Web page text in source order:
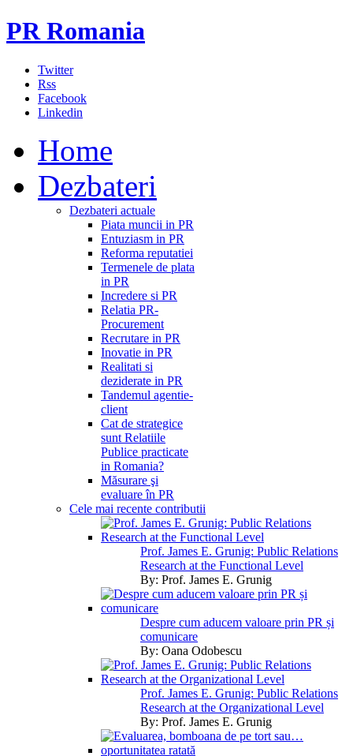
PR Romania
Twitter
Rss
Facebook
Linkedin
Home
Dezbateri
Dezbateri actuale
Piata muncii in PR
Entuziasm in PR
Reforma reputatiei
Termenele de plata
in PR
Incredere si PR
Relatia PR-
Procurement
Recrutare in PR
Inovatie in PR
Realitati si
deziderate in PR
Tandemul agentie-
client
Cat de strategice
sunt Relatiile
Publice practicate
in Romania?
Măsurare şi
evaluare în PR
Cele mai recente contributii
Prof. James E. Grunig: Public Relations
Research at the Functional Level
By: Prof. James E. Grunig
Despre cum aducem valoare prin PR și
comunicare
By: Oana Odobescu
Prof. James E. Grunig: Public Relations
Research at the Organizational Level
By: Prof. James E. Grunig